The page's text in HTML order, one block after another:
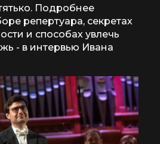
Подробнее
репертуара, секретах
и способах увлечь
- в интервью Ивана